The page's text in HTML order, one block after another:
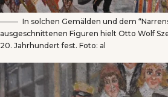
In solchen Gemälden und dem
ausgeschnittenen Figuren hielt Otto Wolf
20. Jahrhundert fest. Foto: al